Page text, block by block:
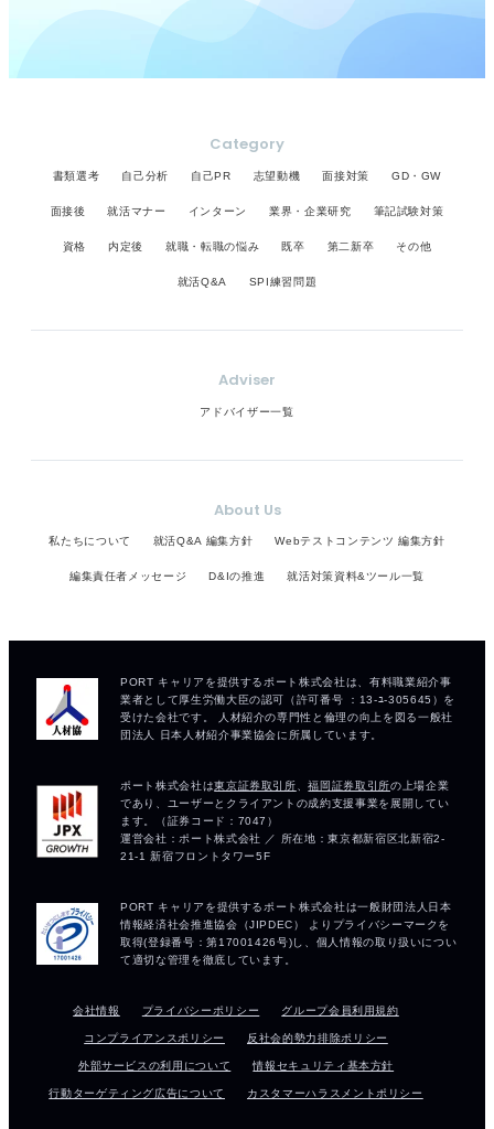
Category
書類選考 自己分析 自己PR 志望動機 面接対策 GD・GW
面接後 就活マナー インターン 業界・企業研究 筆記試験対策
資格 内定後 就職・転職の悩み 既卒 第二新卒 その他
就活Q&A SPI練習問題
Adviser
アドバイザー一覧
About Us
私たちについて 就活Q&A 編集方針 Webテストコンテンツ 編集方針
編集責任者メッセージ D&Iの推進 就活対策資料&ツール一覧
会社情報 プライバシーポリシー グループ会員利用規約
コンプライアンスポリシー 反社会的勢力排除ポリシー
外部サービスの利用について 情報セキュリティ基本方針
行動ターゲティング広告について カスタマーハラスメントポリシー